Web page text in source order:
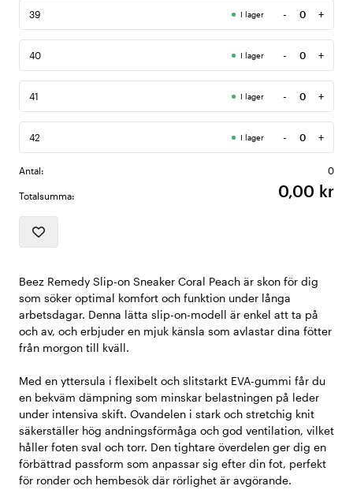
39 I lager -
Antal
+
40 I lager -
Antal
+
41 I lager -
Antal
+
42 I lager -
Antal
+
Antal: 0
Totalsumma: 0,00 kr
Beez Remedy Slip-on Sneaker Coral Peach är skon för dig
som söker optimal komfort och funktion under långa
arbetsdagar. Denna lätta slip-on-modell är enkel att ta på
och av, och erbjuder en mjuk känsla som avlastar dina fötter
från morgon till kväll.
Med en yttersula i flexibelt och slitstarkt EVA-gummi får du
en bekväm dämpning som minskar belastningen på leder
under intensiva skift. Ovandelen i stark och stretchig knit
säkerställer hög andningsförmåga och god ventilation, vilket
håller foten sval och torr. Den tightare överdelen ger dig en
förbättrad passform som anpassar sig efter din fot, perfekt
för ronder och hembesök där rörlighet är avgörande.